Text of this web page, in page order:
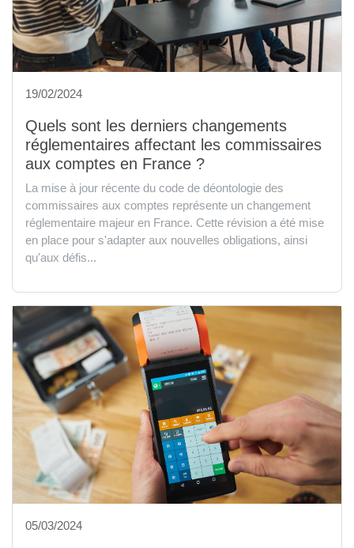
19/02/2024
Quels sont les derniers changements
réglementaires affectant les commissaires
aux comptes en France ?
La mise à jour récente du code de déontologie des
commissaires aux comptes représente un changement
réglementaire majeur en France. Cette révision a été mise
en place pour s'adapter aux nouvelles obligations, ainsi
qu'aux défis...
05/03/2024